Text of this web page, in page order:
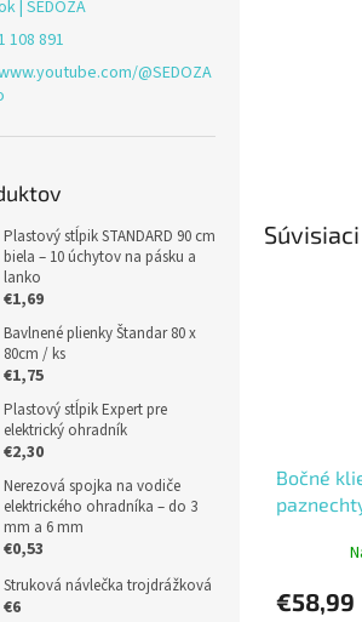
| SEDOZA
108 891
@SEDOZA
Plastový stĺpik STANDARD 90 cm
biela – 10 úchytov na pásku a
lanko
€1,69
Bavlnené plienky Štandar 80 x
80cm / ks
€1,75
Plastový stĺpik Expert pre
elektrický ohradník
€2,30
Nerezová spojka na vodiče
elektrického ohradníka – do 3
mm a 6 mm
€0,53
Struková návlečka trojdrážková
€6
Bočné
€58,99